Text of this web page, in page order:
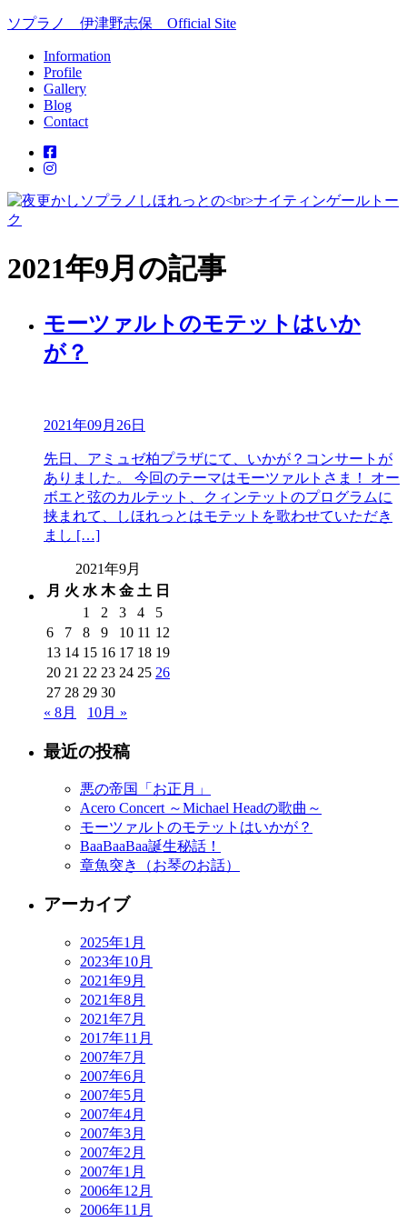
ソプラノ 伊津野志保 Official Site
Information
Profile
Gallery
Blog
Contact
2021年9月の記事
モーツァルトのモテットはいか
が？
2021年09月26日
先日、アミュゼ柏プラザにて、いかが？コンサートが
ありました。 今回のテーマはモーツァルトさま！ オー
ボエと弦のカルテット、クィンテットのプログラムに
挟まれて、しほれっとはモテットを歌わせていただき
まし […]
2021年9月
月 火 水 木 金 土 日
1
2 3 4
5
6
7 8 9 10 11 12
13 14 15 16 17 18 19
20 21 22 23 24 25 26
27 28 29 30
« 8月
10月 »
最近の投稿
悪の帝国「お正月」
Acero Concert ～Michael Headの歌曲～
モーツァルトのモテットはいかが？
BaaBaaBaa誕生秘話！
章魚突き（お琴のお話）
アーカイブ
2025年1月
2023年10月
2021年9月
2021年8月
2021年7月
2017年11月
2007年7月
2007年6月
2007年5月
2007年4月
2007年3月
2007年2月
2007年1月
2006年12月
2006年11月